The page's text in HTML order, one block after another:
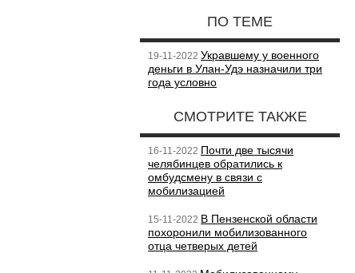
ПО ТЕМЕ
19-11-2022 Укравшему у военного
деньги в Улан-Удэ назначили три
года условно
СМОТРИТЕ ТАКЖЕ
16-11-2022 Почти две тысячи
челябинцев обратились к
омбудсмену в связи с
мобилизацией
15-11-2022 В Пензенской области
похоронили мобилизованного
отца четверых детей